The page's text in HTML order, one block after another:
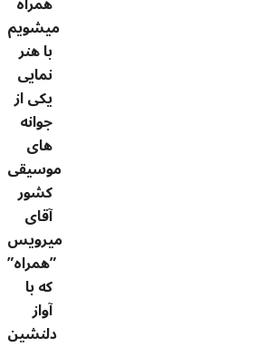
میشویم
با هنر
نمایی
یکی از
جوانه
های
موسیقی
کشور
آقای
میرویس
”همراه”
که با
آواز
دلنشین